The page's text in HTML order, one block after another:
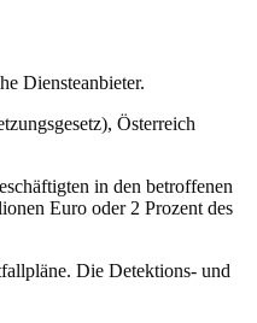
Diensteanbieter.
Österreich
in den betroffenen
Euro oder 2 Prozent des
Die Detektions- und